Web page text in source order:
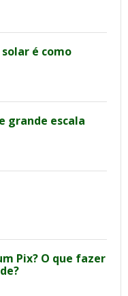
é como
grande escala
Pix? O que fazer